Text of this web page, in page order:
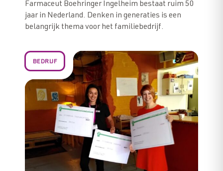
Farmaceut Boehringer Ingelheim bestaat ruim 50
jaar in Nederland. Denken in generaties is een
belangrijk thema voor het familiebedrijf.
BEDRIJF